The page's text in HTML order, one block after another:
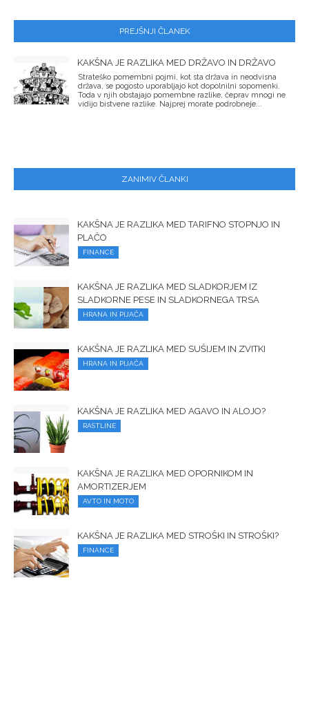
PREJŠNJI ČLANEK
KAKŠNA JE RAZLIKA MED DRŽAVO IN DRŽAVO
Strateško pomembni pojmi, kot sta država in neodvisna
država, se pogosto uporabljajo kot dopolnilni sopomenki.
Toda v njih obstajajo pomembne razlike, čeprav mnogi ne
vidijo bistvene razlike. Najprej morate podrobneje...
ZANIMIV ČLANKI
KAKŠNA JE RAZLIKA MED TARIFNO STOPNJO IN
PLAČO
FINANCE
KAKŠNA JE RAZLIKA MED SLADKORJEM IZ
SLADKORNE PESE IN SLADKORNEGA TRSA
HRANA IN PIJAČA
KAKŠNA JE RAZLIKA MED SUŠIJEM IN ZVITKI
HRANA IN PIJAČA
KAKŠNA JE RAZLIKA MED AGAVO IN ALOJO?
RASTLINE
KAKŠNA JE RAZLIKA MED OPORNIKOM IN
AMORTIZERJEM
AVTO IN MOTO
KAKŠNA JE RAZLIKA MED STROŠKI IN STROŠKI?
FINANCE